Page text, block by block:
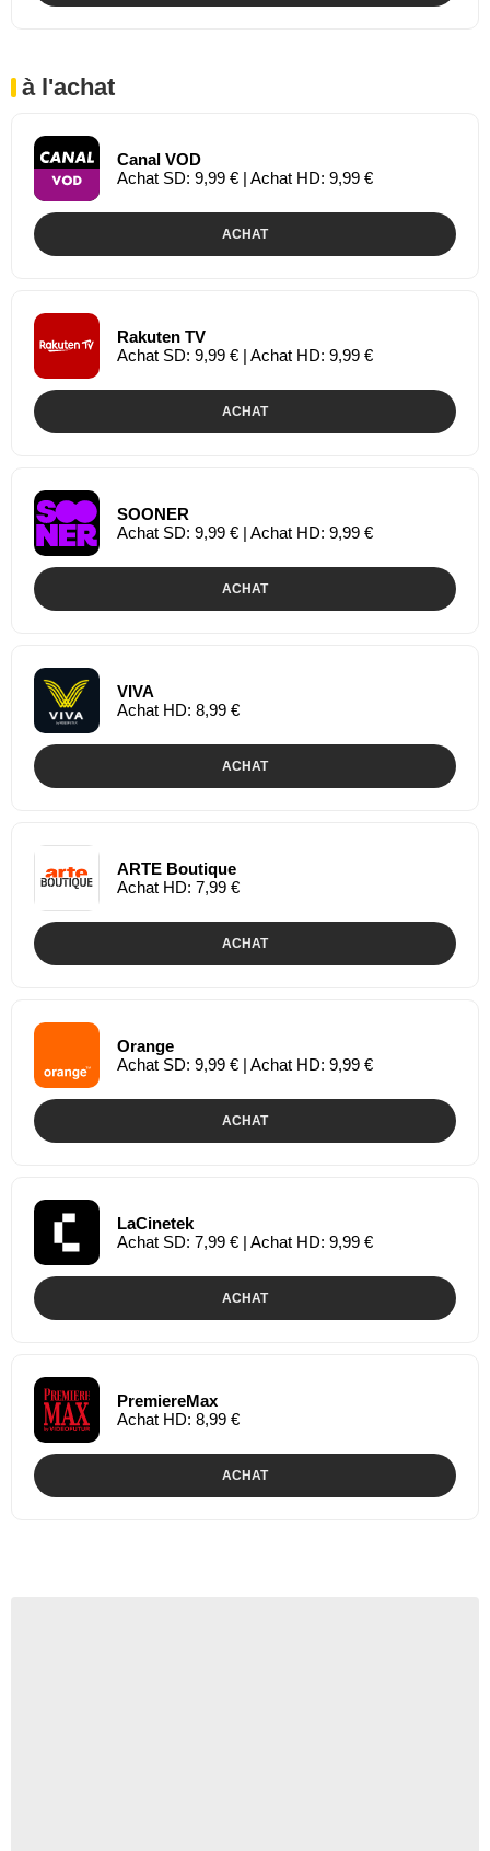
à l'achat
Canal VOD
Achat SD: 9,99 € | Achat HD: 9,99 €
ACHAT
Rakuten TV
Achat SD: 9,99 € | Achat HD: 9,99 €
ACHAT
SOONER
Achat SD: 9,99 € | Achat HD: 9,99 €
ACHAT
VIVA
Achat HD: 8,99 €
ACHAT
ARTE Boutique
Achat HD: 7,99 €
ACHAT
Orange
Achat SD: 9,99 € | Achat HD: 9,99 €
ACHAT
LaCinetek
Achat SD: 7,99 € | Achat HD: 9,99 €
ACHAT
PremiereMax
Achat HD: 8,99 €
ACHAT